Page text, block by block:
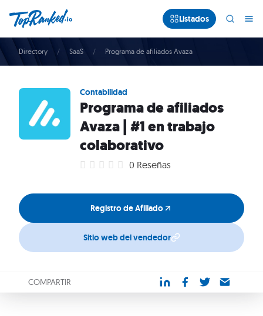
Listados
Directory SaaS Programa de afiliados Avaza
Contabilidad
Programa de afiliados
Avaza | #1 en trabajo
colaborativo
0 Reseñas
Registro de Afiliado
Sitio web del vendedor
COMPARTIR